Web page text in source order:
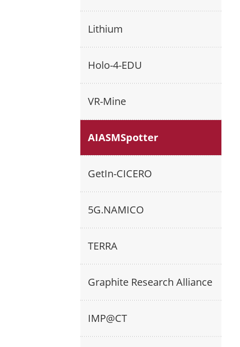
Lithium
Holo-4-EDU
VR-Mine
AIASMSpotter
GetIn-CICERO
5G.NAMICO
TERRA
Graphite Research Alliance
IMP@CT